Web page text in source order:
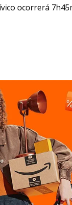
ocorrerá